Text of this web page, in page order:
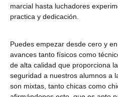
marcial hasta luchadores
practica y dedicación.
Puedes empezar desde cero y
avances tanto físicos como
de alta calidad que proporciona
seguridad a nuestros alumnos a
son mixtas, tanto chicas como